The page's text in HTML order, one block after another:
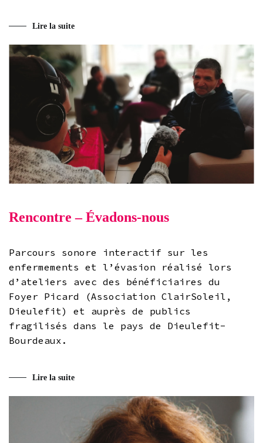
Lire la suite
Rencontre – Évadons-nous
Parcours sonore interactif sur les
enfermements et l’évasion réalisé lors
d’ateliers avec des bénéficiaires du
Foyer Picard (Association ClairSoleil,
Dieulefit) et auprès de publics
fragilisés dans le pays de Dieulefit-
Bourdeaux.
Lire la suite